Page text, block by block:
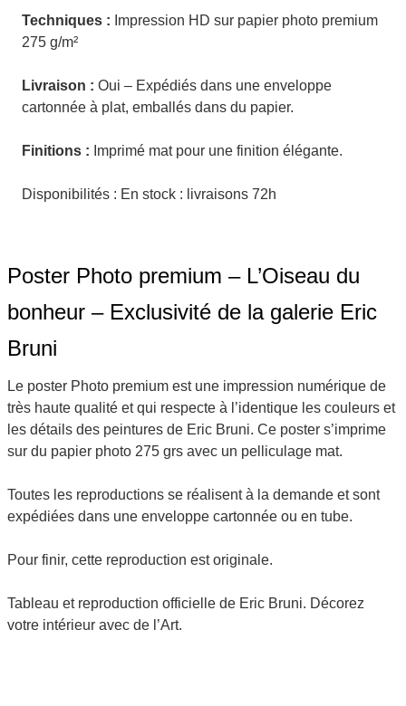
Techniques : Impression HD sur papier photo premium
275 g/m²
Livraison : Oui – Expédiés dans une enveloppe
cartonnée à plat, emballés dans du papier.
Finitions : Imprimé mat pour une finition élégante.
Disponibilités : En stock : livraisons 72h
Poster Photo premium – L’Oiseau du
bonheur – Exclusivité de la galerie Eric
Bruni
Le poster Photo premium est une impression numérique de
très haute qualité et qui respecte à l’identique les couleurs et
les détails des peintures de Eric Bruni. Ce poster s’imprime
sur du papier photo 275 grs avec un pelliculage mat.
Toutes les reproductions se réalisent à la demande et sont
expédiées dans une enveloppe cartonnée ou en tube.
Pour finir, cette reproduction est originale.
Tableau et reproduction officielle de Eric Bruni. Décorez
votre intérieur avec de l’Art.